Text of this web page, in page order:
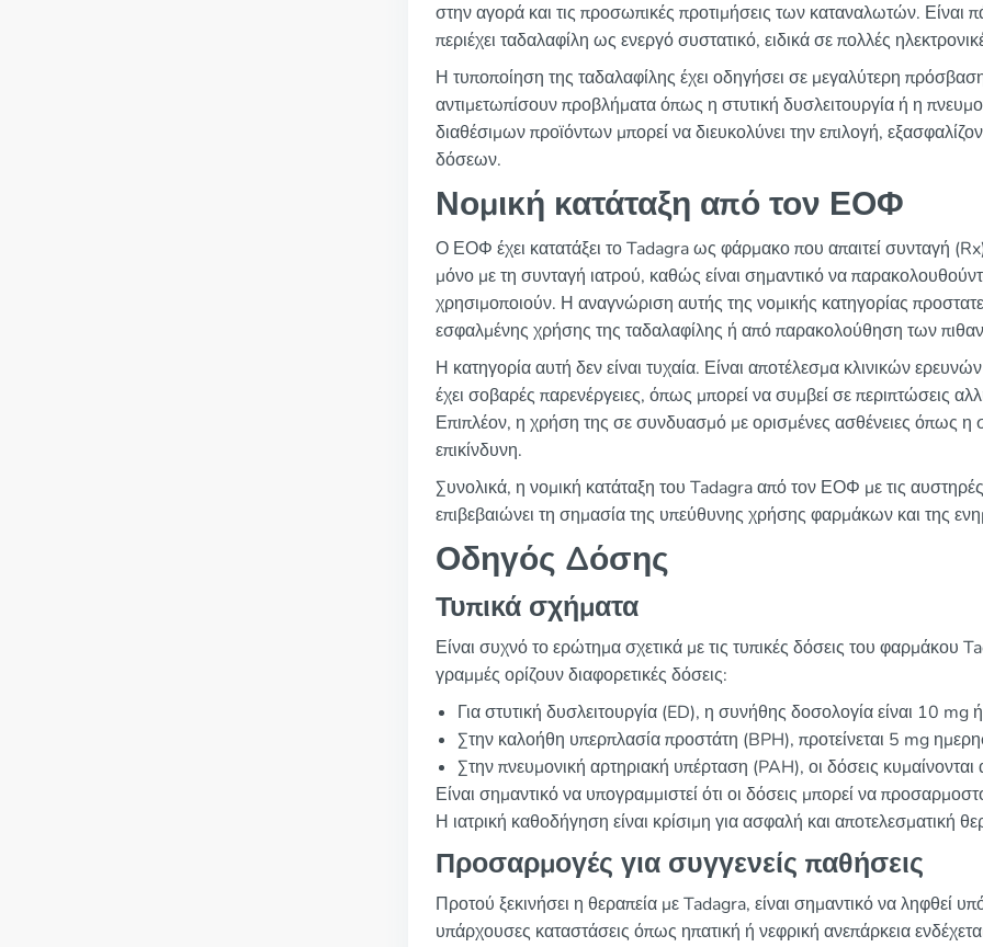
στην αγορά και τις προσωπικές προτιμήσεις των καταναλωτών. Είναι
περιέχει ταδαλαφίλη ως ενεργό συστατικό, ειδικά σε πολλές
Η τυποποίηση της ταδαλαφίλης έχει οδηγήσει σε μεγαλύτερη
αντιμετωπίσουν προβλήματα όπως η στυτική δυσλειτουργία ή η
διαθέσιμων προϊόντων μπορεί να διευκολύνει την επιλογή,
δόσεων.
Νομική κατάταξη από τον ΕΟΦ
Ο ΕΟΦ έχει κατατάξει το Tadagra ως φάρμακο που απαιτεί συνταγή
μόνο με τη συνταγή ιατρού, καθώς είναι σημαντικό να
χρησιμοποιούν. Η αναγνώριση αυτής της νομικής κατηγορίας
εσφαλμένης χρήσης της ταδαλαφίλης ή από παρακολούθηση των
Η κατηγορία αυτή δεν είναι τυχαία. Είναι αποτέλεσμα κλινικών
έχει σοβαρές παρενέργειες, όπως μπορεί να συμβεί σε περιπτώσεις
Επιπλέον, η χρήση της σε συνδυασμό με ορισμένες ασθένειες όπως η
επικίνδυνη.
Συνολικά, η νομική κατάταξη του Tadagra από τον ΕΟΦ με τις
επιβεβαιώνει τη σημασία της υπεύθυνης χρήσης φαρμάκων και της
Οδηγός Δόσης
Τυπικά σχήματα
Είναι συχνό το ερώτημα σχετικά με τις τυπικές δόσεις του φαρμάκου
γραμμές ορίζουν διαφορετικές δόσεις:
Για στυτική δυσλειτουργία (ED), η συνήθης δοσολογία είναι 10
Στην καλοήθη υπερπλασία προστάτη (BPH), προτείνεται 5 mg
Στην πνευμονική αρτηριακή υπέρταση (PAH), οι δόσεις
Είναι σημαντικό να υπογραμμιστεί ότι οι δόσεις μπορεί να
Η ιατρική καθοδήγηση είναι κρίσιμη για ασφαλή και αποτελεσματική
Προσαρμογές για συγγενείς παθήσεις
Προτού ξεκινήσει η θεραπεία με Tadagra, είναι σημαντικό να ληφθεί
υπάρχουσες καταστάσεις όπως ηπατική ή νεφρική ανεπάρκεια